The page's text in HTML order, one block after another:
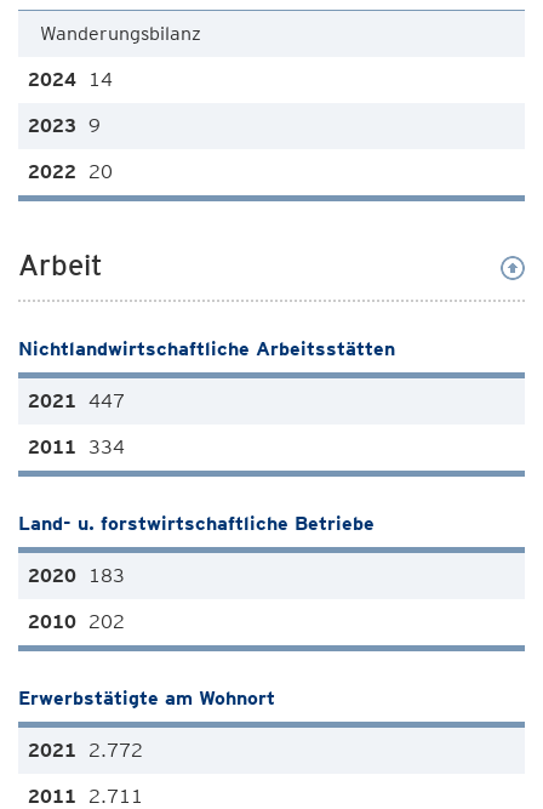
Wanderungsbilanz
14
9
20
Arbeit
Nichtlandwirtschaftliche Arbeitsstätten
447
334
Land- u. forstwirtschaftliche Betriebe
183
202
Erwerbstätigte am Wohnort
2.772
2.711